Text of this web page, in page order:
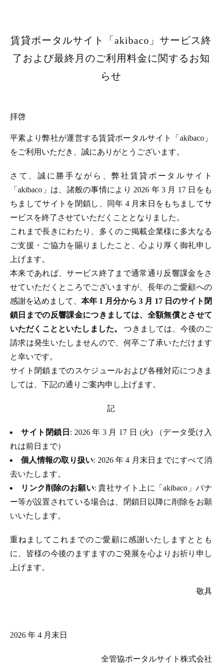
賃貸ポータルサイト「akibaco」サービス終
了および最終月のご利用料金に関するお知
らせ
拝啓
平素より弊社が運営する賃貸ポータルサイト「akibaco」
をご利用いただき、誠にありがとうございます。
さて、誠に勝手ながら、弊社賃貸ポータルサイト
「akibaco」は、諸般の事情により 2026 年 3 月 17 日をも
ちましてサイトを閉鎖し、同年 4 月末日をもちましてサ
ービスを終了させていただくこととなりました。
これまで長きにわたり、多くのご掲載企業様に多大なる
ご支援・ご協力を賜りましたこと、心より厚く御礼申し
上げます。
本来であれば、サービス終了まで通常通り反響課金をさ
せていただくところでございますが、長年のご愛顧への
感謝を込めまして、 本年 1 月分から 3 月 17 日のサイト閉
鎖日までの反響課金につきましては、全額無償とさせて
いただくことといたしました。つきましては、今後のご
請求は発生いたしませんので、何卒ご了承いただけます
と幸いです。
サイト閉鎖までのスケジュールおよび各種対応につきま
しては、下記の通りご案内申し上げます。
記
サイト閉鎖日 : 2026 年 3 月 17 日 (火) （データ受け入
れは前日まで）
個人情報の取り扱い: 2026 年 4 月末日までにすべて消
去いたします。
リンク削除のお願い: 貴社サイト上に「akibaco」バナ
ー等が設置されている場合は、閉鎖日以降に削除をお願
いいたします。
重ねましてこれまでのご愛顧に感謝いたしますととも
に、皆様の今後のますますのご発展を心よりお祈り申し
上げます。
敬具
2026 年 4 月末日
全管協ポータルサイト株式会社